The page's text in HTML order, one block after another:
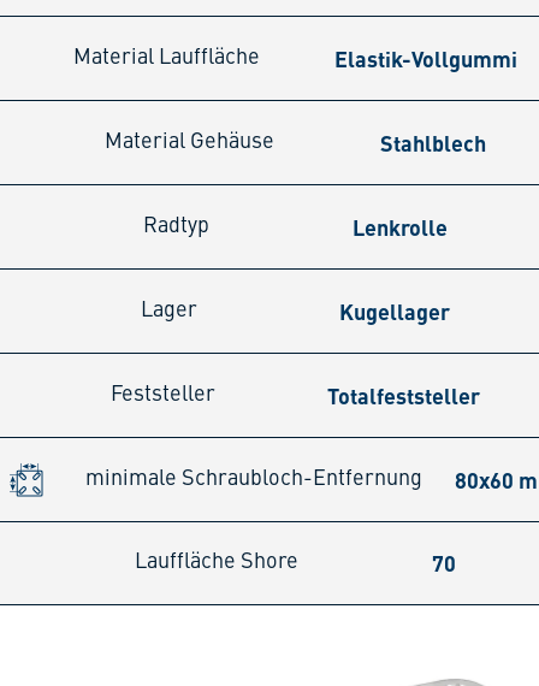
Material Lauffläche Elastik-Vollgummi
Material Gehäuse Stahlblech
Radtyp Lenkrolle
Lager Kugellager
Feststeller Totalfeststeller
minimale Schraubloch-Entfernung 80x60
Lauffläche Shore 70